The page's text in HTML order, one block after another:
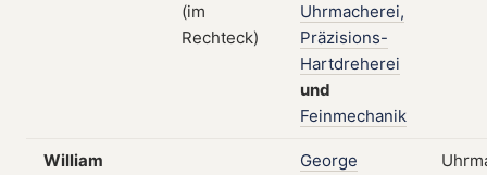
Uhrmacherei,
Präzisions-
Hartdreherei
und
Feinmechanik
William
George